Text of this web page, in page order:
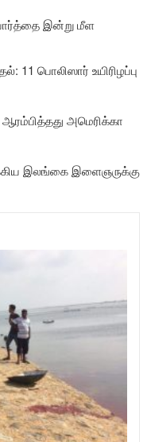
இன்று மீள
11 பொலிஸார் உயிரிழப்பு
அமெரிக்கா
இலங்கை இளைஞருக்கு